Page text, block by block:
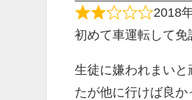
2018
初めて車運転して免
生徒に嫌われまい
たが他に行けば良か